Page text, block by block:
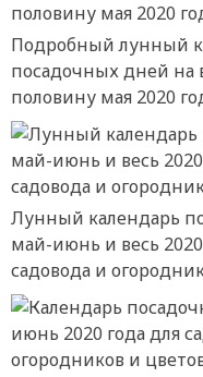
Подробный лунный
посадочных дней на
половину мая 2020
Лунный календарь
май-июнь и весь
садовода и